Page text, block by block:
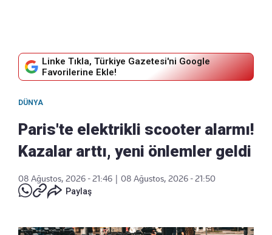
Linke Tıkla, Türkiye Gazetesi'ni Google
Favorilerine Ekle!
DÜNYA
Paris'te elektrikli scooter alarmı!
Kazalar arttı, yeni önlemler geldi
08 Ağustos, 2026 - 21:46
08 Ağustos, 2026 - 21:50
Paylaş